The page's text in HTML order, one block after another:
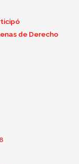
de Derecho